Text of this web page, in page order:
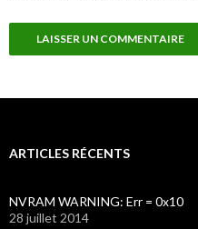
ARTICLES RÉCENTS
NVRAM WARNING: Err = 0x10
28 juillet 2014